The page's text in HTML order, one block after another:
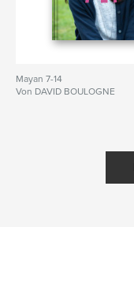
Mayan 7-14
Von DAVID BOULOGNE